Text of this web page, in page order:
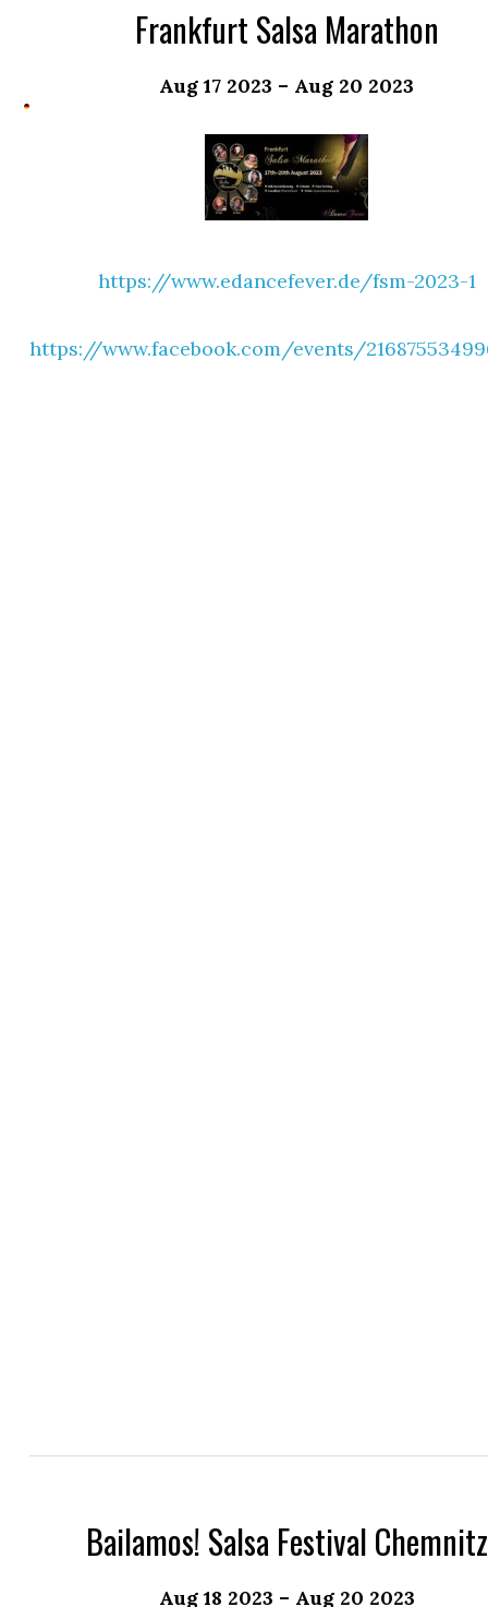
Frankfurt Salsa Marathon
Aug 17 2023 – Aug 20 2023
https://www.edancefever.de/fsm-2023-1
https://www.facebook.com/events/
Bailamos! Salsa Festival Chemnitz
Aug 18 2023 – Aug 20 2023